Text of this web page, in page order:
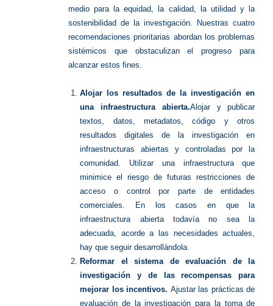
medio para la equidad, la calidad, la utilidad y la
sostenibilidad de la investigación. Nuestras cuatro
recomendaciones prioritarias abordan los problemas
sistémicos que obstaculizan el progreso para
alcanzar estos fines.
Alojar los resultados de la investigación en
una infraestructura abierta.Alojar y publicar
textos, datos, metadatos, código y otros
resultados digitales de la investigación en
infraestructuras abiertas y controladas por la
comunidad. Utilizar una infraestructura que
minimice el riesgo de futuras restricciones de
acceso o control por parte de entidades
comerciales. En los casos en que la
infraestructura abierta todavía no sea la
adecuada, acorde a las necesidades actuales,
hay que seguir desarrollándola.
Reformar el sistema de evaluación de la
investigación y de las recompensas para
mejorar los incentivos. Ajustar las prácticas de
evaluación de la investigación para la toma de